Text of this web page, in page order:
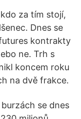
za tím stojí,
Dnes se
kontrakty
ne. Trh s
koncem roku
na dvě frakce.
se dnes